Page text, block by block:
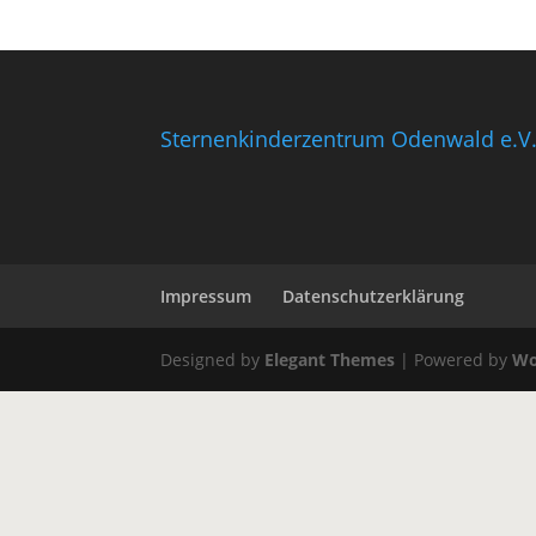
Sternenkinderzentrum Odenwald e.V.
Impressum Datenschutzerklärung
Designed by Elegant Themes | Powered by